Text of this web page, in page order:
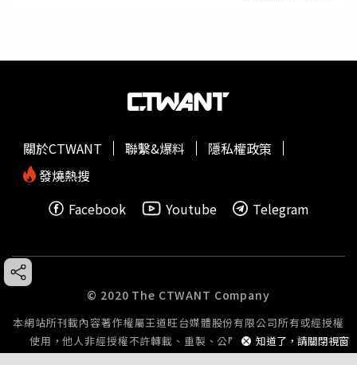
知道了，請關閉視窗
關於CTWANT 聯繫&爆料
隱私權政策
發燒熱搜
Facebook
Youtube Telegram
© 2020 The CTWANT Company
本網站所刊載內容著作權屬王道旺台媒體股份有限公司所有或經授權
使用，他人非經授權不許轉載、重製、公開播送或公開傳輸。